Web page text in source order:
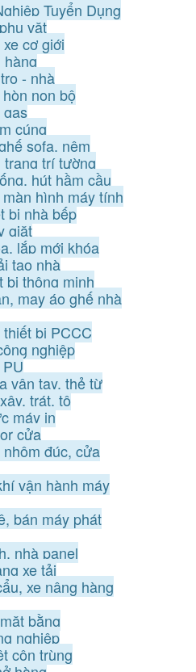
Tuyển Dụng
vặt
cơ giới
hàng
- nhà
non bộ
cúng
sofa, nệm
trang trí tường
hút hầm cầu
hình máy tính
bị nhà bếp
giặt
lắp mới khóa
tạo nhà
bị thông minh
may áo ghế nhà
bị PCCC
nghiệp
vân tay, thẻ từ
trát, tô
máy in
cửa
đúc, cửa
vận hành máy
bán máy phát
nhà panel
xe tải
xe nâng hàng
bằng
nghiệp
côn trùng